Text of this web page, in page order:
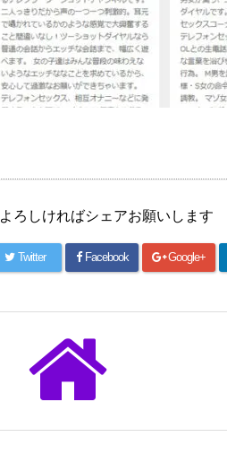
よろしければシェアお願いします
Twitter Facebook Google+